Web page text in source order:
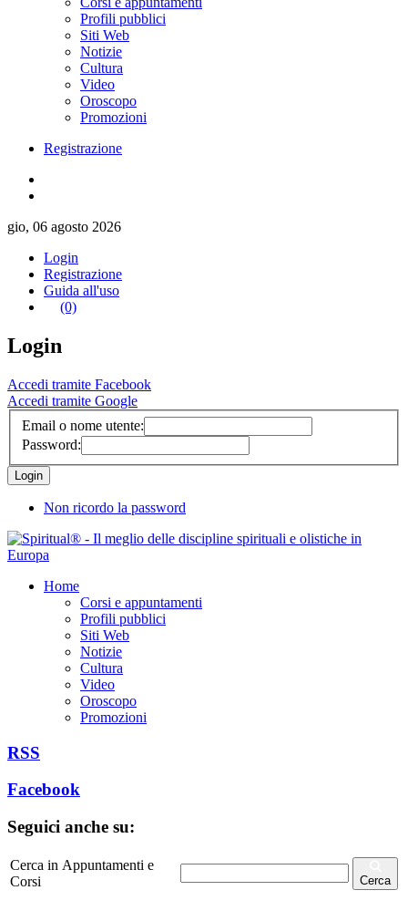
Profili pubblici
Siti Web
Notizie
Cultura
Video
Oroscopo
Promozioni
Registrazione
gio, 06 agosto 2026
Login
Registrazione
Guida all'uso
(0)
Login
Accedi tramite Facebook
Accedi tramite Google
Email o nome utente:
Password:
Non ricordo la password
Home
Corsi e appuntamenti
Profili pubblici
Siti Web
Notizie
Cultura
Video
Oroscopo
Promozioni
RSS
Facebook
Seguici anche su:
Cerca in Appuntamenti e
Corsi
Cerca